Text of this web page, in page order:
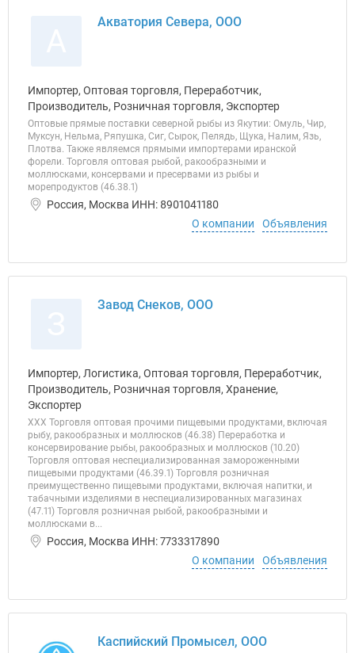
Акватория Севера, ООО
Импортер, Оптовая торговля, Переработчик,
Производитель, Розничная торговля, Экспортер
Оптовые прямые поставки северной рыбы из Якутии: Омуль, Чир,
Муксун, Нельма, Ряпушка, Сиг, Сырок, Пелядь, Щука, Налим, Язь,
Плотва. Также являемся прямыми импортерами иранской
форели. Торговля оптовая рыбой, ракообразными и
моллюсками, консервами и пресервами из рыбы и
морепродуктов (46.38.1)
Россия, Москва ИНН: 8901041180
О компании
Объявления
Завод Снеков, ООО
Импортер, Логистика, Оптовая торговля, Переработчик,
Производитель, Розничная торговля, Хранение,
Экспортер
ХХХ Торговля оптовая прочими пищевыми продуктами, включая
рыбу, ракообразных и моллюсков (46.38) Переработка и
консервирование рыбы, ракообразных и моллюсков (10.20)
Торговля оптовая неспециализированная замороженными
пищевыми продуктами (46.39.1) Торговля розничная
преимущественно пищевыми продуктами, включая напитки, и
табачными изделиями в неспециализированных магазинах
(47.11) Торговля розничная рыбой, ракообразными и
моллюсками в...
Россия, Москва ИНН: 7733317890
О компании
Объявления
Каспийский Промысел, ООО